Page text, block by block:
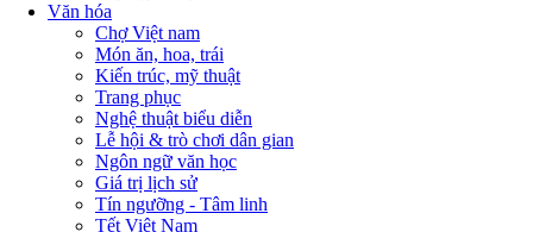
Văn hóa
Chợ Việt nam
Món ăn, hoa, trái
Kiến trúc, mỹ thuật
Trang phục
Nghệ thuật biểu diễn
Lễ hội & trò chơi dân gian
Ngôn ngữ văn học
Giá trị lịch sử
Tín ngưỡng - Tâm linh
Tết Việt Nam